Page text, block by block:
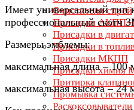
Очистители спрей
Присадки
Присадки в
Присадки в
Присадки МКПП
Присадки химия
Притирка
Промывка
Раскоксовыватели
Имеет универсальный тип
профессиональный скотч
Размеры эмблемы:
максимальная длина – 100
максимальная высота – 24